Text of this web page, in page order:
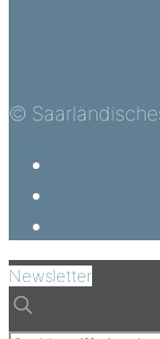
©
Newsletter